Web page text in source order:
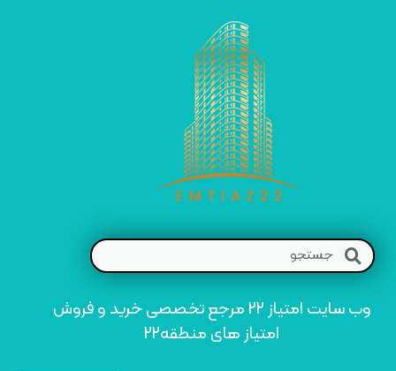
وب سایت امتیاز 22 مرجع تخصصی خرید و فروش
امتیاز های منطقه22